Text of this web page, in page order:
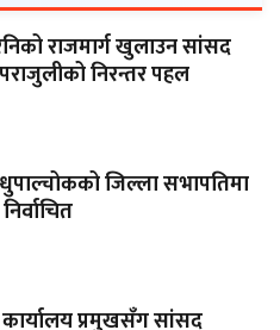
राजमार्ग खुलाउन सांसद
निरन्तर पहल
जिल्ला सभापतिमा
प्रमुखसँग सांसद